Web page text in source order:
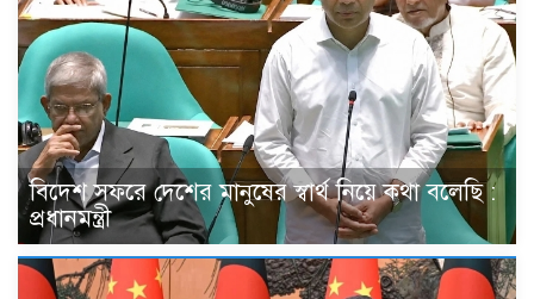
বিদেশ সফরে দেশের মানুষের স্বার্থ নিয়ে কথা বলেছি :
প্রধানমন্ত্রী